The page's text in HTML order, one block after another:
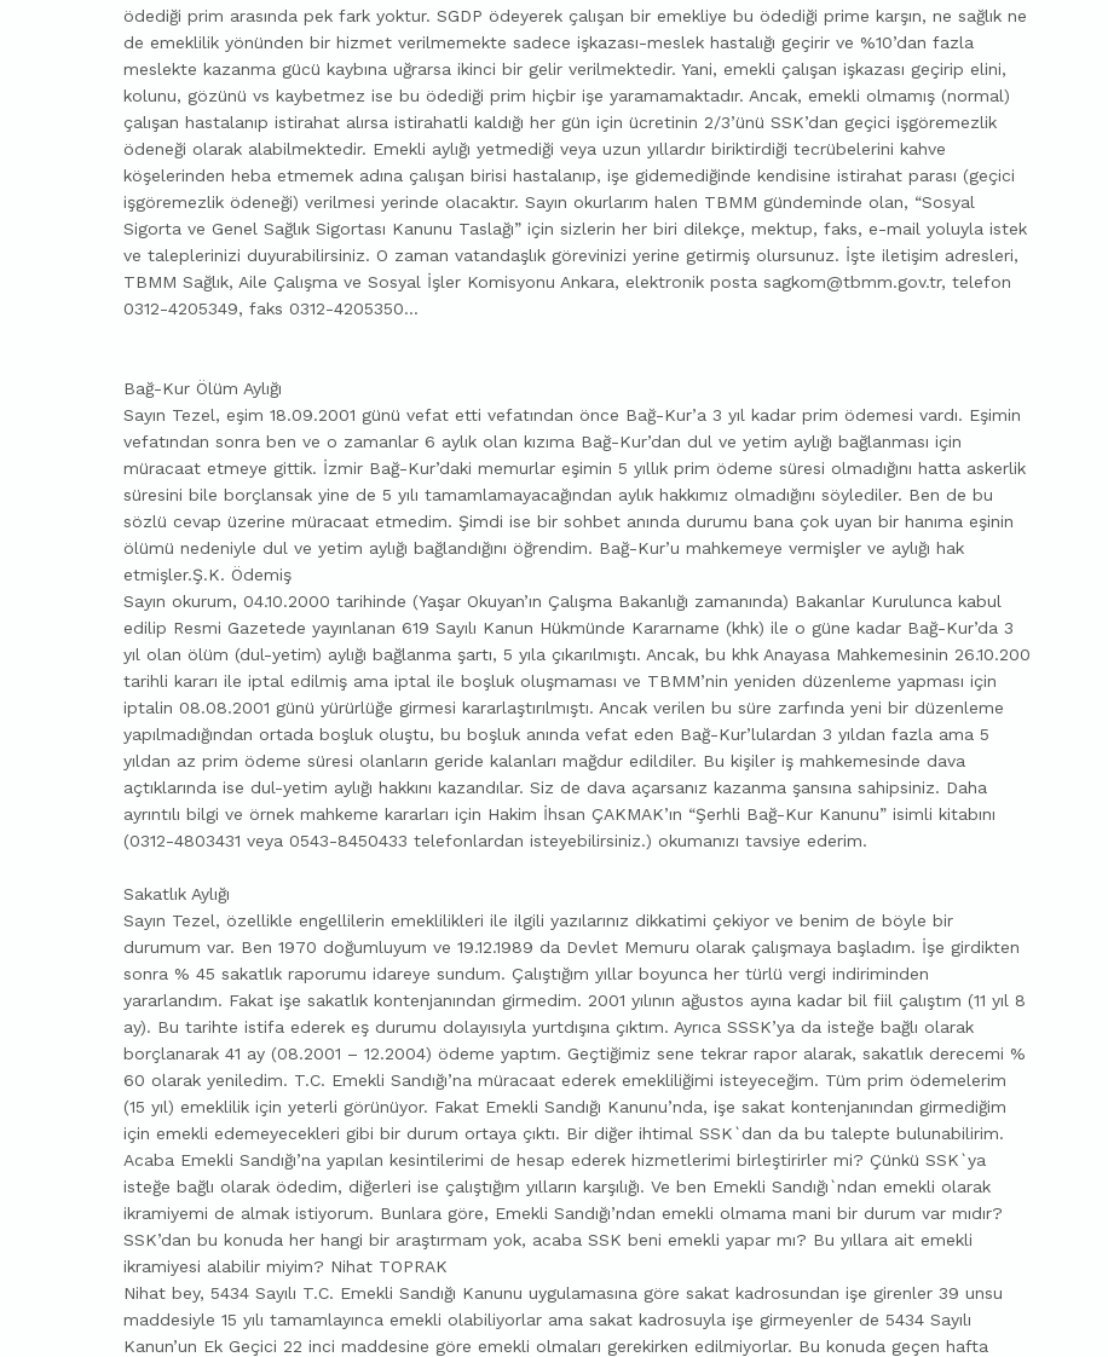
ödediği prim arasında pek fark yoktur. SGDP ödeyerek çalışan bir emekliye bu ödediği prime karşın, ne sağlık ne
de emeklilik yönünden bir hizmet verilmemekte sadece işkazası-meslek hastalığı geçirir ve %10’dan fazla
meslekte kazanma gücü kaybına uğrarsa ikinci bir gelir verilmektedir. Yani, emekli çalışan işkazası geçirip elini,
kolunu, gözünü vs kaybetmez ise bu ödediği prim hiçbir işe yaramamaktadır. Ancak, emekli olmamış (normal)
çalışan hastalanıp istirahat alırsa istirahatli kaldığı her gün için ücretinin 2/3’ünü SSK’dan geçici işgöremezlik
ödeneği olarak alabilmektedir. Emekli aylığı yetmediği veya uzun yıllardır biriktirdiği tecrübelerini kahve
köşelerinden heba etmemek adına çalışan birisi hastalanıp, işe gidemediğinde kendisine istirahat parası (geçici
işgöremezlik ödeneği) verilmesi yerinde olacaktır. Sayın okurlarım halen TBMM gündeminde olan, “Sosyal
Sigorta ve Genel Sağlık Sigortası Kanunu Taslağı” için sizlerin her biri dilekçe, mektup, faks, e-mail yoluyla istek
ve taleplerinizi duyurabilirsiniz. O zaman vatandaşlık görevinizi yerine getirmiş olursunuz. İşte iletişim adresleri,
TBMM Sağlık, Aile Çalışma ve Sosyal İşler Komisyonu Ankara, elektronik posta sagkom@tbmm.gov.tr, telefon
0312-4205349, faks 0312-4205350…
Bağ-Kur Ölüm Aylığı
Sayın Tezel, eşim 18.09.2001 günü vefat etti vefatından önce Bağ-Kur’a 3 yıl kadar prim ödemesi vardı. Eşimin
vefatından sonra ben ve o zamanlar 6 aylık olan kızıma Bağ-Kur’dan dul ve yetim aylığı bağlanması için
müracaat etmeye gittik. İzmir Bağ-Kur’daki memurlar eşimin 5 yıllık prim ödeme süresi olmadığını hatta askerlik
süresini bile borçlansak yine de 5 yılı tamamlamayacağından aylık hakkımız olmadığını söylediler. Ben de bu
sözlü cevap üzerine müracaat etmedim. Şimdi ise bir sohbet anında durumu bana çok uyan bir hanıma eşinin
ölümü nedeniyle dul ve yetim aylığı bağlandığını öğrendim. Bağ-Kur’u mahkemeye vermişler ve aylığı hak
etmişler.Ş.K. Ödemiş
Sayın okurum, 04.10.2000 tarihinde (Yaşar Okuyan’ın Çalışma Bakanlığı zamanında) Bakanlar Kurulunca kabul
edilip Resmi Gazetede yayınlanan 619 Sayılı Kanun Hükmünde Kararname (khk) ile o güne kadar Bağ-Kur’da 3
yıl olan ölüm (dul-yetim) aylığı bağlanma şartı, 5 yıla çıkarılmıştı. Ancak, bu khk Anayasa Mahkemesinin 26.10.200
tarihli kararı ile iptal edilmiş ama iptal ile boşluk oluşmaması ve TBMM’nin yeniden düzenleme yapması için
iptalin 08.08.2001 günü yürürlüğe girmesi kararlaştırılmıştı. Ancak verilen bu süre zarfında yeni bir düzenleme
yapılmadığından ortada boşluk oluştu, bu boşluk anında vefat eden Bağ-Kur’lulardan 3 yıldan fazla ama 5
yıldan az prim ödeme süresi olanların geride kalanları mağdur edildiler. Bu kişiler iş mahkemesinde dava
açtıklarında ise dul-yetim aylığı hakkını kazandılar. Siz de dava açarsanız kazanma şansına sahipsiniz. Daha
ayrıntılı bilgi ve örnek mahkeme kararları için Hakim İhsan ÇAKMAK’ın “Şerhli Bağ-Kur Kanunu” isimli kitabını
(0312-4803431 veya 0543-8450433 telefonlardan isteyebilirsiniz.) okumanızı tavsiye ederim.
Sakatlık Aylığı
Sayın Tezel, özellikle engellilerin emeklilikleri ile ilgili yazılarınız dikkatimi çekiyor ve benim de böyle bir
durumum var. Ben 1970 doğumluyum ve 19.12.1989 da Devlet Memuru olarak çalışmaya başladım. İşe girdikten
sonra % 45 sakatlık raporumu idareye sundum. Çalıştığım yıllar boyunca her türlü vergi indiriminden
yararlandım. Fakat işe sakatlık kontenjanından girmedim. 2001 yılının ağustos ayına kadar bil fiil çalıştım (11 yıl 8
ay). Bu tarihte istifa ederek eş durumu dolayısıyla yurtdışına çıktım. Ayrıca SSSK’ya da isteğe bağlı olarak
borçlanarak 41 ay (08.2001 – 12.2004) ödeme yaptım. Geçtiğimiz sene tekrar rapor alarak, sakatlık derecemi %
60 olarak yeniledim. T.C. Emekli Sandığı’na müracaat ederek emekliliğimi isteyeceğim. Tüm prim ödemelerim
(15 yıl) emeklilik için yeterli görünüyor. Fakat Emekli Sandığı Kanunu’nda, işe sakat kontenjanından girmediğim
için emekli edemeyecekleri gibi bir durum ortaya çıktı. Bir diğer ihtimal SSK`dan da bu talepte bulunabilirim.
Acaba Emekli Sandığı’na yapılan kesintilerimi de hesap ederek hizmetlerimi birleştirirler mi? Çünkü SSK`ya
isteğe bağlı olarak ödedim, diğerleri ise çalıştığım yılların karşılığı. Ve ben Emekli Sandığı`ndan emekli olarak
ikramiyemi de almak istiyorum. Bunlara göre, Emekli Sandığı’ndan emekli olmama mani bir durum var mıdır?
SSK’dan bu konuda her hangi bir araştırmam yok, acaba SSK beni emekli yapar mı? Bu yıllara ait emekli
ikramiyesi alabilir miyim? Nihat TOPRAK
Nihat bey, 5434 Sayılı T.C. Emekli Sandığı Kanunu uygulamasına göre sakat kadrosundan işe girenler 39 unsu
maddesiyle 15 yılı tamamlayınca emekli olabiliyorlar ama sakat kadrosuyla işe girmeyenler de 5434 Sayılı
Kanun’un Ek Geçici 22 inci maddesine göre emekli olmaları gerekirken edilmiyorlar. Bu konuda geçen hafta